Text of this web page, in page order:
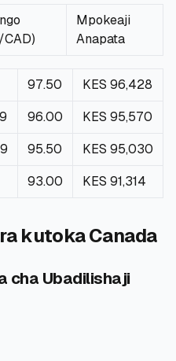
CAD)
Mpokeaji
Anapata
97.50 KES 96,428
96.00 KES 95,570
95.50 KES 95,030
93.00 KES 91,314
kutoka Canada
cha Ubadilishaji